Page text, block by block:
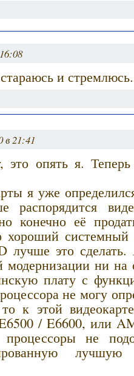
и стремлюсь.
в 21:41
это опять я.
я уже
распорядится
конечно её
хороший
лучше это
модернизации ни на
плату с
не могу
к этой
/ E6600, или
не
лучшую